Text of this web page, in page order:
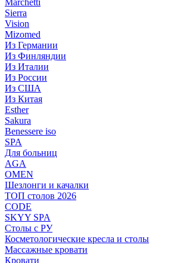
Marchetti
Sierra
Vision
Mizomed
Из Германии
Из Финляндии
Из Италии
Из России
Из США
Из Китая
Esther
Sakura
Benessere iso
SPA
Для больниц
AGA
OMEN
Шезлонги и качалки
ТОП столов 2026
CODE
SKYY SPA
Столы с РУ
Косметологические кресла и столы
Массажные кровати
Кровати